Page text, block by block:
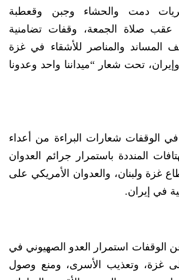
دمت والحشاء وجبن وقعطبة
عقب صلاة الجمعة، وقفات تضامنية
المساند والمناصر للأشقاء في غزة
تحت شعار “ميداننا واحد وعدونا
الوقفات شعارات البراءة من أعداء
المنددة باستمرار جرائم العدوان
غزة ولبنان، والعدوان الأمريكي على
في إيران.
الوقفات استمرار العدو الصهيوني في
غزة، وتعذيب الأسرى، ومنع وصول